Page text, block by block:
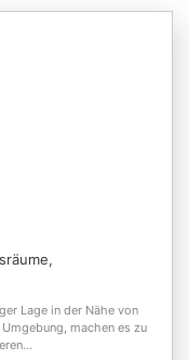
Lage in der Nähe von
machen es zu